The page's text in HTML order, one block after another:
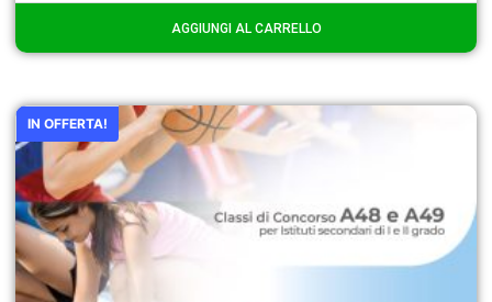
AGGIUNGI AL CARRELLO
IN OFFERTA!